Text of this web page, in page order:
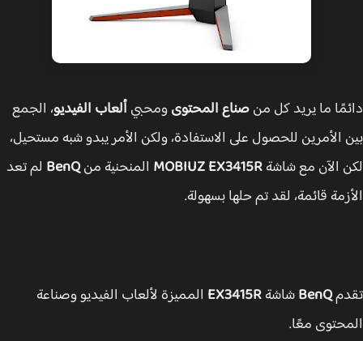
ما يريد كل منصناع المحتوىومحبيألعاب الفيديو، الجمع
الأمرين للحصول على الاستفادة، ولكن الأمر يبدو شبه مستحيل،
الآن مع شاشةMOBIUZ EX3415Rالمنحنية منBenQلم تعد
قائمة، لقد تم حلها بسهولة.
BenQشاشةEX3415Rالمميزة لألعاب الفيديو وصناعة
معًا.